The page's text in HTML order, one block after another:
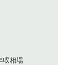
収相場